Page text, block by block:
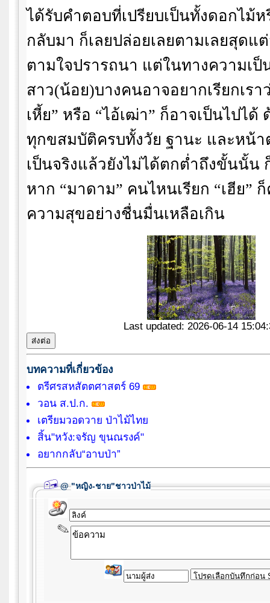
ได้รับคำตอบที่เปรียบเป็นทั้งดอกไม้
กลับมา ก็เลยปล่อยเลยตามเลยสุดแ
ตามใจปรารถนา แต่ในทางความเป็
สาว(น้อย)บางคนอาจอยากเรียกเร
เหี้ย” หรือ “ไอ้เฒ่า” ก็อาจเป็นไปได้
ทุกขสมบัติครบทั้งวัย ฐานะ และหน้
เป็นจริงแล้วยังไม่ได้ตกต่ำถึงขั้นนั้น
หาก “มาดาม” คนไหนเรียก “เฮีย” ก็
ความสุขอย่างชื่นมื่นเหลือเกิน
Last updated: 2026-06-14
บทความที่เกี่ยวข้อง
ตรีศรสหสัตตศาสตร์ 69
วอน ส.ป.ก.
เตรียมวอดวาย ป่าไม้ไทย
สิ้น"หวัง:จรัญ ขุนณรงค์"
อยากกลับ“อาบป่า”
@"หญิง-ชาย"ชาวป่าไม้